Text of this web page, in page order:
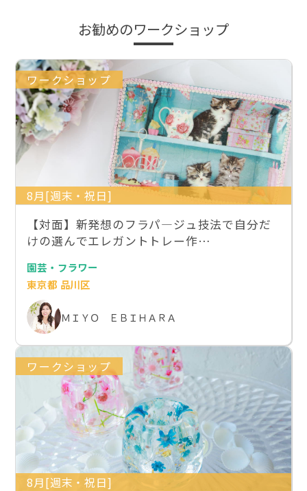
お勧めのワークショップ
ワークショップ
8月[週末・祝日]
【対面】新発想のフラパ―ジュ技法で自分だ
けの選んでエレガントトレー作…
園芸・フラワー
東京都 品川区
ＭＩＹＯ ＥＢＩＨＡＲＡ
ワークショップ
8月[週末・祝日]